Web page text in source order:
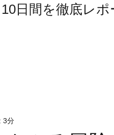
10日間を徹底レポ
3分